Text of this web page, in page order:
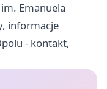
Emanuela
informacje
- kontakt,